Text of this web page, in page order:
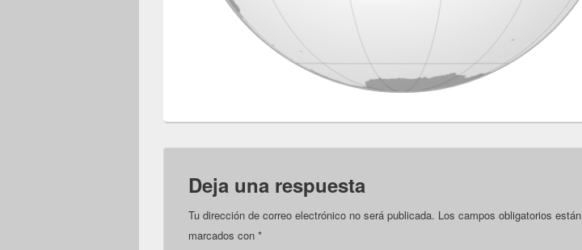
Deja una respuesta
Tu dirección de correo electrónico no será publicada. Los campos obligatorios están
marcados con *